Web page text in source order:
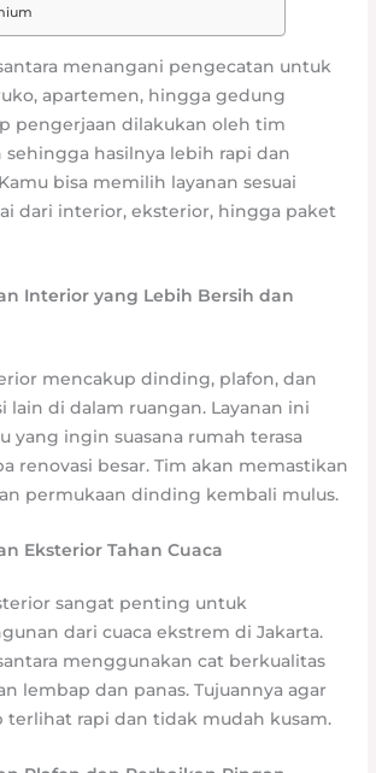
menangani pengecatan untuk
apartemen, hingga gedung
pengerjaan dilakukan oleh tim
hasilnya lebih rapi dan
bisa memilih layanan sesuai
dari interior, eksterior, hingga paket
Interior yang Lebih Bersih dan
mencakup dinding, plafon, dan
lain di dalam ruangan. Layanan ini
yang ingin suasana rumah terasa
renovasi besar. Tim akan memastikan
permukaan dinding kembali mulus.
Eksterior Tahan Cuaca
sangat penting untuk
dari cuaca ekstrem di Jakarta.
menggunakan cat berkualitas
lembap dan panas. Tujuannya agar
terlihat rapi dan tidak mudah kusam.